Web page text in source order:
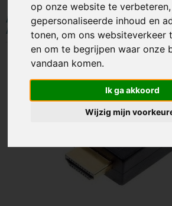
op onze website te
gepersonaliseerde inhoud en
tonen, om ons websiteverkeer
en om te begrijpen waar onze
vandaan komen.
Ik ga akkoord
Wijzig mijn
Home >BEELD EN GELUID>Kabels en
HDMI adapters
>HDMI Male to HDMI Female